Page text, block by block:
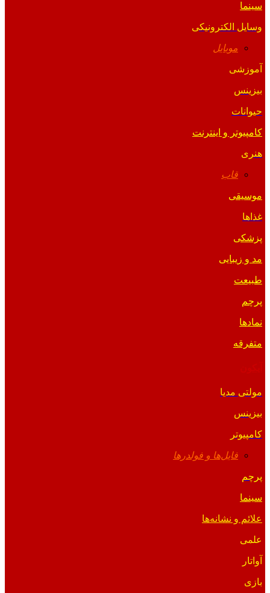
سینما
وسایل الکترونیکی
موبایل
آموزشی
بیزینس
حیوانات
کامپیوتر و اینترنت
هنری
قاب
موسیقی
غذاها
پزشکی
مد و زیبایی
طبیعت
پرچم
نمادها
متفرقه
مولتی مدیا
بیزینس
کامپیوتر
فایل‌ها و فولدرها
پرچم
سینما
علائم و نشانه‌ها
علمی
آواتار
بازی